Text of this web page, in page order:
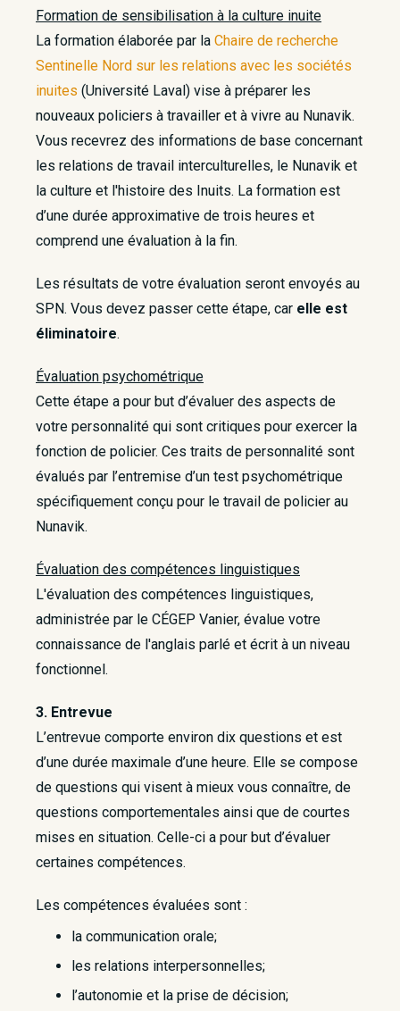
Formation de sensibilisation à la culture inuite
La formation élaborée par la Chaire de recherche
Sentinelle Nord sur les relations avec les sociétés
inuites (Université Laval) vise à préparer les
nouveaux policiers à travailler et à vivre au Nunavik.
Vous recevrez des informations de base concernant
les relations de travail interculturelles, le Nunavik et
la culture et l'histoire des Inuits. La formation est
d’une durée approximative de trois heures et
comprend une évaluation à la fin.
Les résultats de votre évaluation seront envoyés au
SPN. Vous devez passer cette étape, car elle est
éliminatoire.
Évaluation psychométrique
Cette étape a pour but d’évaluer des aspects de
votre personnalité qui sont critiques pour exercer la
fonction de policier. Ces traits de personnalité sont
évalués par l’entremise d’un test psychométrique
spécifiquement conçu pour le travail de policier au
Nunavik.
Évaluation des compétences linguistiques
L'évaluation des compétences linguistiques,
administrée par le CÉGEP Vanier, évalue votre
connaissance de l'anglais parlé et écrit à un niveau
fonctionnel.
3. Entrevue
L’entrevue comporte environ dix questions et est
d’une durée maximale d’une heure. Elle se compose
de questions qui visent à mieux vous connaître, de
questions comportementales ainsi que de courtes
mises en situation. Celle-ci a pour but d’évaluer
certaines compétences.
Les compétences évaluées sont :
la communication orale;
les relations interpersonnelles;
l’autonomie et la prise de décision;